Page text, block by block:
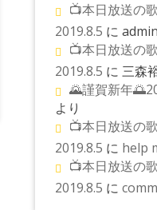
📺本日放送の
2019.8.5 に
📺本日放送の
2019.8.5 に 三森
🌄謹賀新年
より
📺本日放送の
2019.8.5 に help
📺本日放送の
2019.8.5 に